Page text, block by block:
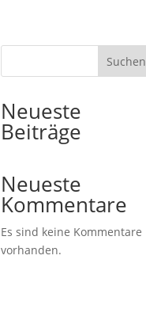
Suchen
Neueste
Beiträge
Neueste
Kommentare
Es sind keine Kommentare
vorhanden.